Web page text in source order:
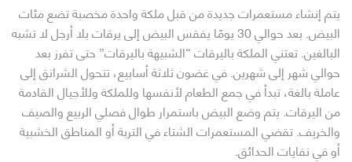
يتم إنشاء مستعمرات جديدة من قبل ملكة واحدة مخصبة تضع مئات
البيض. بعد حوالي 30 يومًا يفقس البيض إلى يرقات بلا أرجل لا تشبه
البالغين. تعتني الملكة باليرقات “الشبيهة باليرقات” حتى تفرز بعد
حوالي شهر إلى شهرين. في غضون ثلاثة أسابيع، تتحول الشرانق إلى
عاملة بالغة، تبدأ في جمع الطعام لأنفسها وللملكة وللأجيال القادمة
من اليرقات. يتم وضع البيض باستمرار طوال فصلي الربيع والصيف
والخريف. تقضي المستعمرات الشتاء في التربة أو المناطق الخشبية
أو في نفايات الحدائق.